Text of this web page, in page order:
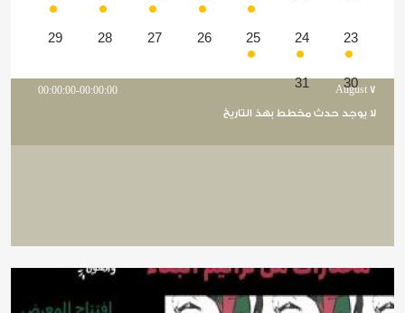
23
24
25
26
27
28
29
30
31
00:00:00-00:00:00
August 7
لا يوجد حدث مخطط بهذ التاريخ